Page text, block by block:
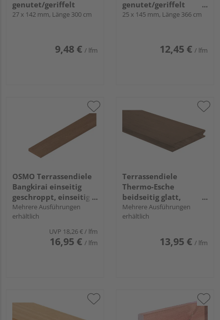
genutet/geriffelt
27 x 142 mm, Länge 300 cm
9,48 € / lfm
genutet/geriffelt
"Standard"
25 x 145 mm, Länge 366 cm
12,45 € / lfm
OSMO Terrassendiele
Bangkirai einseitig
geschroppt, einseitig
glatt, Bangkirai - 25 x
145 mm
Mehrere Ausführungen
erhältlich
UVP 18,26 €/ lfm
16,95 € / lfm
Terrassendiele
Thermo-Esche
beidseitig glatt,
längsseitige Hohlkehle
Mehrere Ausführungen
erhältlich
13,95 € / lfm